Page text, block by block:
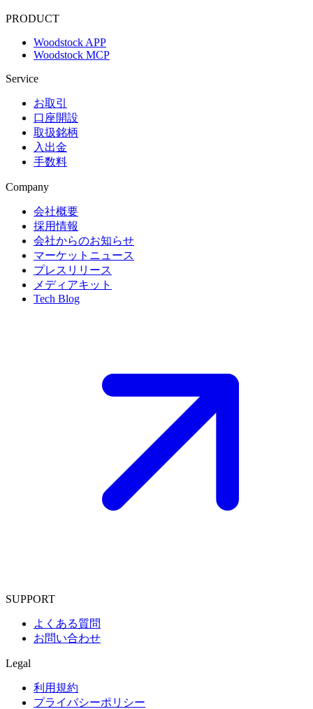
PRODUCT
Woodstock APP
Woodstock MCP
Service
お取引
口座開設
取扱銘柄
入出金
手数料
Company
会社概要
採用情報
会社からのお知らせ
マーケットニュース
プレスリリース
メディアキット
Tech Blog
SUPPORT
よくある質問
お問い合わせ
Legal
利用規約
プライバシーポリシー